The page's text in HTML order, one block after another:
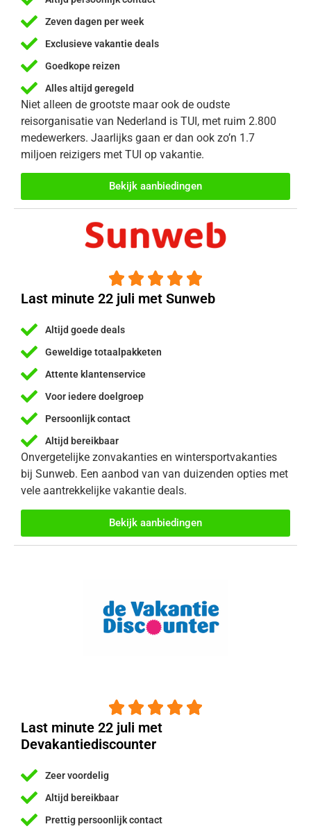
Zeven dagen per week
Exclusieve vakantie deals
Goedkope reizen
Alles altijd geregeld
Niet alleen de grootste maar ook de oudste
reisorganisatie van Nederland is TUI, met ruim 2.800
medewerkers. Jaarlijks gaan er dan ook zo’n 1.7
miljoen reizigers met TUI op vakantie.
Bekijk aanbiedingen
    
Last minute 22 juli met Sunweb
Altijd goede deals
Geweldige totaalpakketen
Attente klantenservice
Voor iedere doelgroep
Persoonlijk contact
Altijd bereikbaar
Onvergetelijke zonvakanties en wintersportvakanties
bij Sunweb. Een aanbod van van duizenden opties met
vele aantrekkelijke vakantie deals.
Bekijk aanbiedingen
    
Last minute 22 juli met
Devakantiediscounter
Zeer voordelig
Altijd bereikbaar
Prettig persoonlijk contact